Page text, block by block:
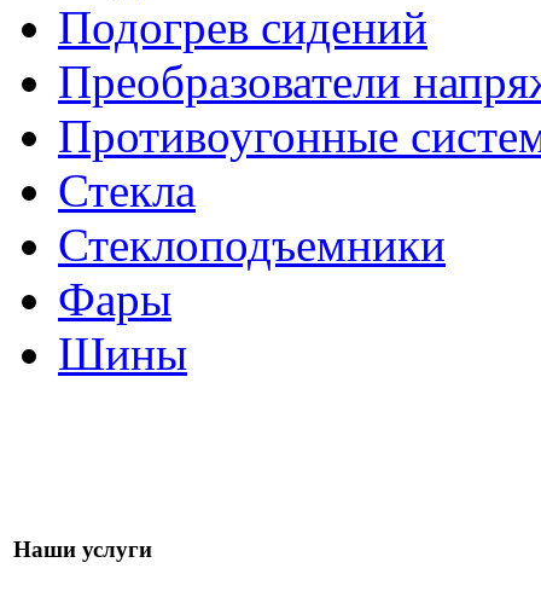
Подогрев сидений
Преобразователи
Противоугонные
Стекла
Стеклоподъемники
Фары
Шины
Наши услуги